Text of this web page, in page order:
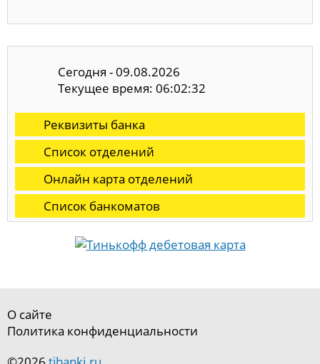
Сегодня - 09.08.2026
Текущее время: 06:02:33
Реквизиты банка
Список отделений
Онлайн карта отделений
Список банкоматов
О сайте
Политика конфиденциальности